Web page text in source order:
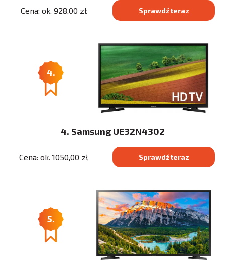
Cena: ok. 928,00 zł Sprawdź teraz
4.
4. Samsung UE32N4302
Cena: ok. 1050,00 zł Sprawdź teraz
5.